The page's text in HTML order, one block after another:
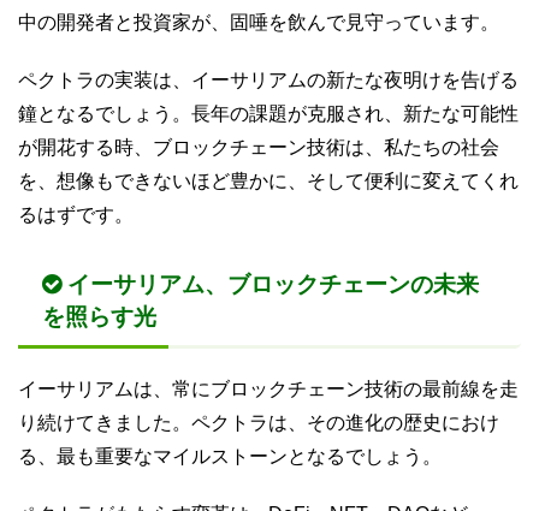
中の開発者と投資家が、固唾を飲んで見守っています。
ペクトラの実装は、イーサリアムの新たな夜明けを告げる
鐘となるでしょう。長年の課題が克服され、新たな可能性
が開花する時、ブロックチェーン技術は、私たちの社会
を、想像もできないほど豊かに、そして便利に変えてくれ
るはずです。
イーサリアム、ブロックチェーンの未来
を照らす光
イーサリアムは、常にブロックチェーン技術の最前線を走
り続けてきました。ペクトラは、その進化の歴史におけ
る、最も重要なマイルストーンとなるでしょう。